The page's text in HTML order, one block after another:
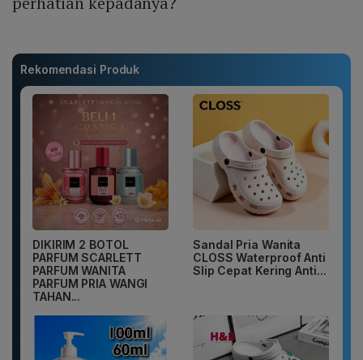
Rekomendasi Produk
DIKIRIM 2 BOTOL
PARFUM SCARLETT
PARFUM WANITA
PARFUM PRIA WANGI
TAHAN...
Sandal Pria Wanita
CLOSS Waterproof Anti
Slip Cepat Kering Anti...